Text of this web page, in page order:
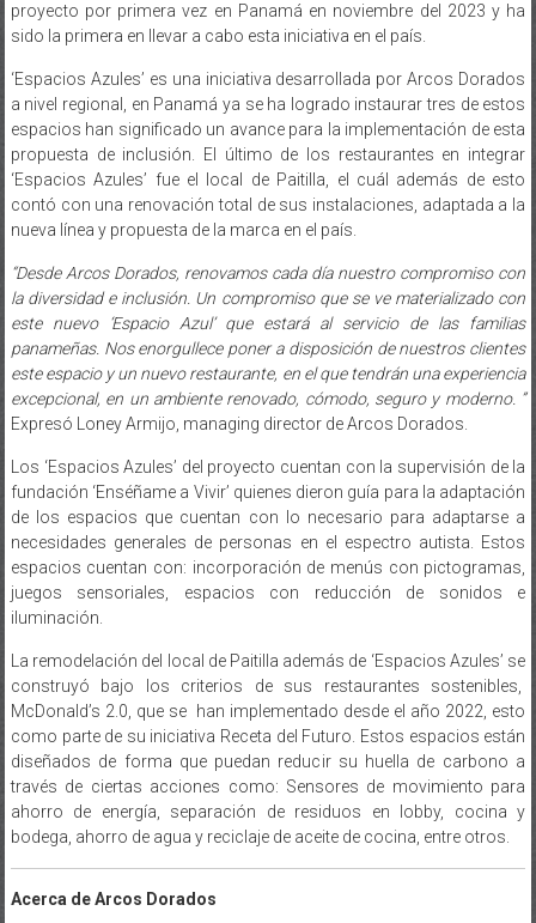
proyecto por primera vez en Panamá en noviembre del 2023 y ha
sido la primera en llevar a cabo esta iniciativa en el país.
‘Espacios Azules’ es una iniciativa desarrollada por Arcos Dorados
a nivel regional, en Panamá ya se ha logrado instaurar tres de estos
espacios han significado un avance para la implementación de esta
propuesta de inclusión. El último de los restaurantes en integrar
‘Espacios Azules’ fue el local de Paitilla, el cuál además de esto
contó con una renovación total de sus instalaciones, adaptada a la
nueva línea y propuesta de la marca en el país.
“Desde Arcos Dorados, renovamos cada día nuestro compromiso con
la diversidad e inclusión. Un compromiso que se ve materializado con
este nuevo ‘Espacio Azul’ que estará al servicio de las familias
panameñas. Nos enorgullece poner a disposición de nuestros clientes
este espacio y un nuevo restaurante, en el que tendrán una experiencia
excepcional, en un ambiente renovado, cómodo, seguro y moderno. ”
Expresó Loney Armijo, managing director de Arcos Dorados.
Los ‘Espacios Azules’ del proyecto cuentan con la supervisión de la
fundación ‘Enséñame a Vivir’ quienes dieron guía para la adaptación
de los espacios que cuentan con lo necesario para adaptarse a
necesidades generales de personas en el espectro autista. Estos
espacios cuentan con: incorporación de menús con pictogramas,
juegos sensoriales, espacios con reducción de sonidos e
iluminación.
La remodelación del local de Paitilla además de ‘Espacios Azules’ se
construyó bajo los criterios de sus restaurantes sostenibles,
McDonald’s 2.0, que se han implementado desde el año 2022, esto
como parte de su iniciativa Receta del Futuro. Estos espacios están
diseñados de forma que puedan reducir su huella de carbono a
través de ciertas acciones como: Sensores de movimiento para
ahorro de energía, separación de residuos en lobby, cocina y
bodega, ahorro de agua y reciclaje de aceite de cocina, entre otros.
Acerca de Arcos Dorados